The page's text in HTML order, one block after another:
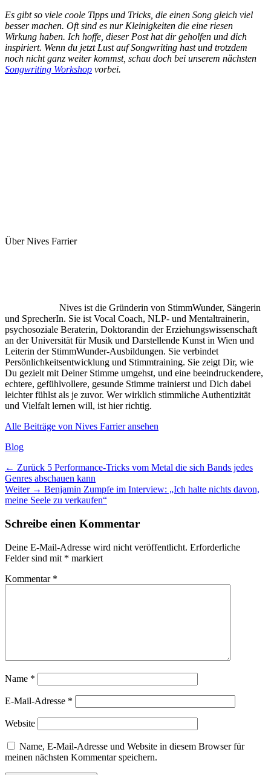
Es gibt so viele coole Tipps und Tricks, die einen Song gleich viel
besser machen. Oft sind es nur Kleinigkeiten die eine riesen
Wirkung haben. Ich hoffe, dieser Post hat dir geholfen und dich
inspiriert. Wenn du jetzt Lust auf Songwriting hast und trotzdem
noch nicht ganz weiter kommst, schau doch bei unserem nächsten
Songwriting Workshop vorbei.
Über Nives Farrier
Nives ist die Gründerin von StimmWunder, Sängerin
und SprecherIn. Sie ist Vocal Coach, NLP- und Mentaltrainerin,
psychosoziale Beraterin, Doktorandin der Erziehungswissenschaft
an der Universität für Musik und Darstellende Kunst in Wien und
Leiterin der StimmWunder-Ausbildungen. Sie verbindet
Persönlichkeitsentwicklung und Stimmtraining. Sie zeigt Dir, wie
Du gezielt mit Deiner Stimme umgehst, und eine beeindruckendere,
echtere, gefühlvollere, gesunde Stimme trainierst und Dich dabei
leichter fühlst als je zuvor. Wer wirklich stimmliche Authentizität
und Vielfalt lernen will, ist hier richtig.
Alle Beiträge von Nives Farrier ansehen
Kategorien
Blog
Beitragsnavigation
← Zurück Vorheriger
Beitrag:
5 Performance-Tricks vom Metal die sich Bands jedes
Genres abschauen kann
Weiter → Nächster
Beitrag:
Benjamin Zumpfe im Interview: „Ich halte nichts davon,
meine Seele zu verkaufen“
Schreibe einen Kommentar
Deine E-Mail-Adresse wird nicht veröffentlicht. Erforderliche
Felder sind mit * markiert
Kommentar *
Name *
E-Mail-Adresse *
Website
Name, E-Mail-Adresse und Website in diesem Browser für
meinen nächsten Kommentar speichern.